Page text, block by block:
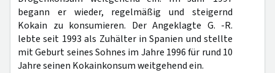
begann er wieder, regelmäßig und steigernd
Kokain zu konsumieren. Der Angeklagte G. -R.
lebte seit 1993 als Zuhälter in Spanien und stellte
mit Geburt seines Sohnes im Jahre 1996 für rund 10
Jahre seinen Kokainkonsum weitgehend ein.